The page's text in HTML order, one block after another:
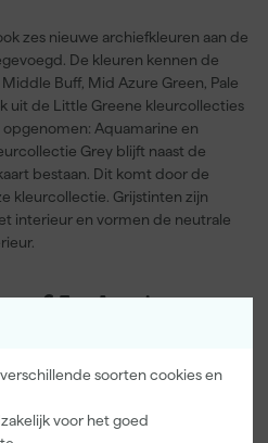
soorten cookies en
voor het goed
zes nieuwe archiefkleuren aan de
De kleuren kennen de
Buff, Mid Azure Green, Pale
uit de Little Greene kleurcollecties
Aquamarine en
Grey blijft naast de
bestaan. Dit komt door de
kleurcollectie. Grijstinten zijn
interieur en vormen de neutrale
is niet alleen qua inhoud
is sterk verbetert. De
een deel met meer gedempte
accentkleuren. Bovendien is de